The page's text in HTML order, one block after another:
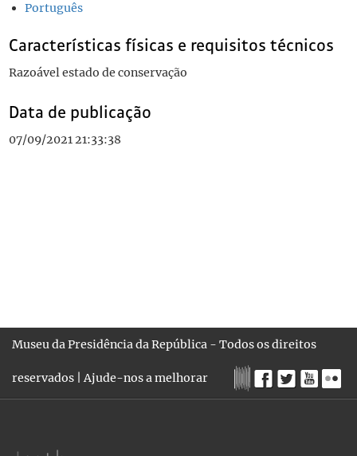
Português
Características físicas e requisitos técnicos
Razoável estado de conservação
Data de publicação
07/09/2021 21:33:38
Museu da Presidência da República - Todos os direitos
reservados |Ajude-nos a melhorar